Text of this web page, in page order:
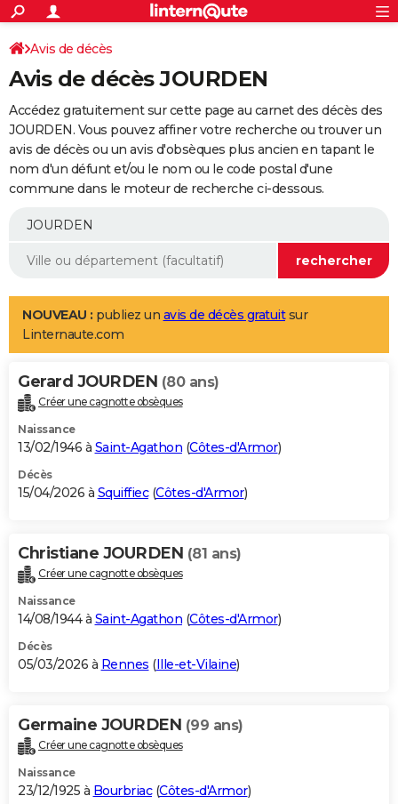
ACTUALITÉS
Politique
Société
Faits Divers
Education
Monde
Villes
+
SPORT
Coupe du monde 2026
Football
Tennis
Cyclisme
Rugby
Forum
Programme TV
TNT
Streaming
Cinéma
Sorties cinéma
Musique
+
FINANCE
Retraite
Epargne
Immobilier
Risques naturels par ville
Banque
Assurance
AUTO
Essais
Réserver un essai
Citadines
Berlines
SUV
Forum auto
+
Mobiles
Meilleur smartphone
Internet
Ordinateurs
Jeux vidéo
Guide high-tech
Aménagement intérieur
LIFESTYLE
Art de vivre
Bien-être
Loisirs
Mode
Modes de vie
Alimentation
Guide de la santé
Maladies
Médicaments
Sommeil
VOYAGE
Destinations
City break
Voyage nature
Voyage de noces
Forum
Climat
+PHOTO
GUIDES D'ACHAT
BONS PLANS
Carte de Noël
Carte Bonne année
Carte Saint-Valentin
Carte Pâques
Carte d'anniversaire
DICTIONNAIRE
Dictionnaire
Biographies
Citations
Expressions
Proverbes
PROGRAMME TV
S'inscrire
Se connecter
Lycées
Collèges
Primaires
Universités
Entreprises
Service militaire
Avis de recherche
AVIS DE DÉCÈS
Bricolage
Lifestyle
Culture
Sport
Auto
Television
Voyage
Cinema
Avis de décès
Avis de décès JOURDEN
Accédez gratuitement sur cette page au carnet des décès des
JOURDEN. Vous pouvez affiner votre recherche ou trouver un
avis de décès ou un avis d'obsèques plus ancien en tapant le
nom d'un défunt et/ou le nom ou le code postal d'une
commune dans le moteur de recherche ci-dessous.
NOUVEAU : publiez un avis de décès gratuitsur
Linternaute.com
Gerard JOURDEN (80 ans)
Créer une cagnotte obsèques
Naissance
13/02/1946 à Saint-Agathon (Côtes-d'Armor)
Décès
15/04/2026 à Squiffiec(Côtes-d'Armor)
Christiane JOURDEN (81 ans)
Créer une cagnotte obsèques
Naissance
14/08/1944 à Saint-Agathon (Côtes-d'Armor)
Décès
05/03/2026 à Rennes (Ille-et-Vilaine)
Germaine JOURDEN (99 ans)
Créer une cagnotte obsèques
Naissance
23/12/1925 à Bourbriac(Côtes-d'Armor)